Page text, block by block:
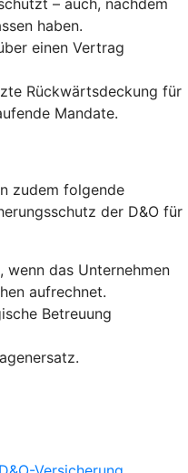
haben.
einen Vertrag
Rückwärtsdeckung für
Mandate.
zudem folgende
der D&O für
das Unternehmen
aufrechnet.
Betreuung